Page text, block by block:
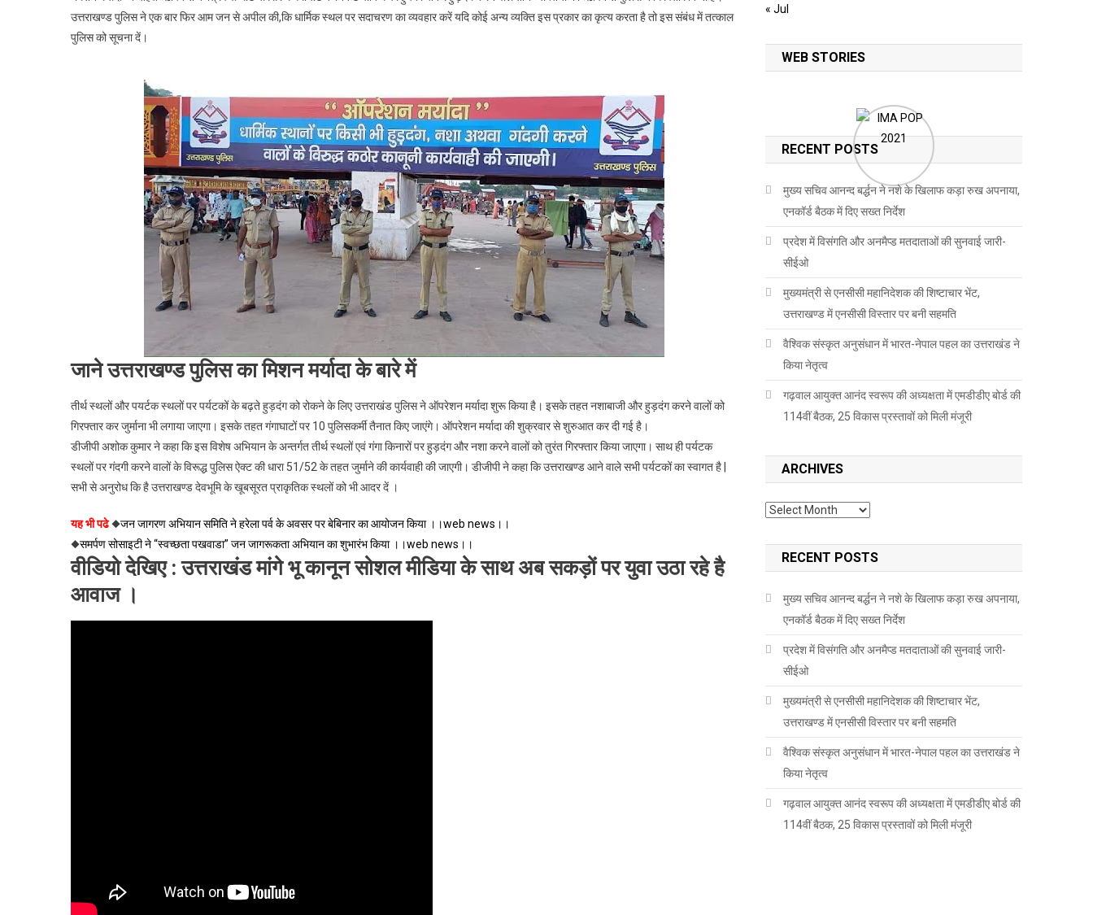
उत्तराखण्ड पुलिस ने एक बार फिर आम जन से अपील की,कि धार्मिक स्थल पर सदाचरण का व्यवहार करें यदि कोई अन्य व्यक्ति इस प्रकार का कृत्य करता है तो इस संबंध में तत्काल
पुलिस को सूचना दें।
जाने उत्तराखण्ड पुलिस का मिशन मर्यादा के बारे में
तीर्थ स्थलों और पयर्टक स्थलों पर पर्यटकों के बढ़ते हुड़दंग को रोकने के लिए उत्तराखंड पुलिस ने ऑपरेशन मर्यादा शुरू किया है। इसके तहत नशाबाजी और हुड़दंग करने वालों को
गिरफ्तार कर जुर्माना भी लगाया जाएगा। इसके तहत गंगाघाटों पर 10 पुलिसकर्मी तैनात किए जाएंगे। ऑपरेशन मर्यादा की शुक्रवार से शुरुआत कर दी गई है।
डीजीपी अशोक कुमार ने कहा कि इस विशेष अभियान के अन्तर्गत तीर्थ स्थलों एवं गंगा किनारों पर हुड़दंग और नशा करने वालों को तुरंत गिरफ्तार किया जाएगा। साथ ही पर्यटक
स्थलों पर गंदगी करने वालों के विरूद्ध पुलिस ऐक्ट की धारा 51/52 के तहत जुर्माने की कार्यवाही की जाएगी। डीजीपी ने कहा कि उत्तराखण्ड आने वाले सभी पर्यटकों का स्वागत है |
सभी से अनुरोध कि है उत्तराखण्ड देवभूमि के खूबसूरत प्राकृतिक स्थलों को भी आदर दें ।
यह भी पढे◆जन जागरण अभियान समिति ने हरेला पर्व के अवसर पर बेबिनार का आयोजन किया ।।web news।।
◆समर्पण सोसाइटी ने “स्वच्छता पखवाडा” जन जागरूकता अभियान का शुभारंभ किया ।।web news।।
वीडियो देखिए : उत्तराखंड मांगे भू कानून सोशल मीडिया के साथ अब सकड़ों पर युवा उठा रहे है
आवाज ।
« Jul
WEB STORIES
RECENT POSTS
मुख्य सचिव आनन्द बर्द्धन ने नशे के खिलाफ कड़ा रुख अपनाया,
एनकॉर्ड बैठक में दिए सख्त निर्देश
प्रदेश में विसंगति और अनमैप्ड मतदाताओं की सुनवाई जारी-
सीईओ
मुख्यमंत्री से एनसीसी महानिदेशक की शिष्टाचार भेंट,
उत्तराखण्ड में एनसीसी विस्तार पर बनी सहमति
वैश्विक संस्कृत अनुसंधान में भारत-नेपाल पहल का उत्तराखंड ने
किया नेतृत्व
गढ़वाल आयुक्त आनंद स्वरूप की अध्यक्षता में एमडीडीए बोर्ड की
114वीं बैठक, 25 विकास प्रस्तावों को मिली मंजूरी
ARCHIVES
Archives
RECENT POSTS
मुख्य सचिव आनन्द बर्द्धन ने नशे के खिलाफ कड़ा रुख अपनाया,
एनकॉर्ड बैठक में दिए सख्त निर्देश
प्रदेश में विसंगति और अनमैप्ड मतदाताओं की सुनवाई जारी-
सीईओ
मुख्यमंत्री से एनसीसी महानिदेशक की शिष्टाचार भेंट,
उत्तराखण्ड में एनसीसी विस्तार पर बनी सहमति
वैश्विक संस्कृत अनुसंधान में भारत-नेपाल पहल का उत्तराखंड ने
किया नेतृत्व
गढ़वाल आयुक्त आनंद स्वरूप की अध्यक्षता में एमडीडीए बोर्ड की
114वीं बैठक, 25 विकास प्रस्तावों को मिली मंजूरी